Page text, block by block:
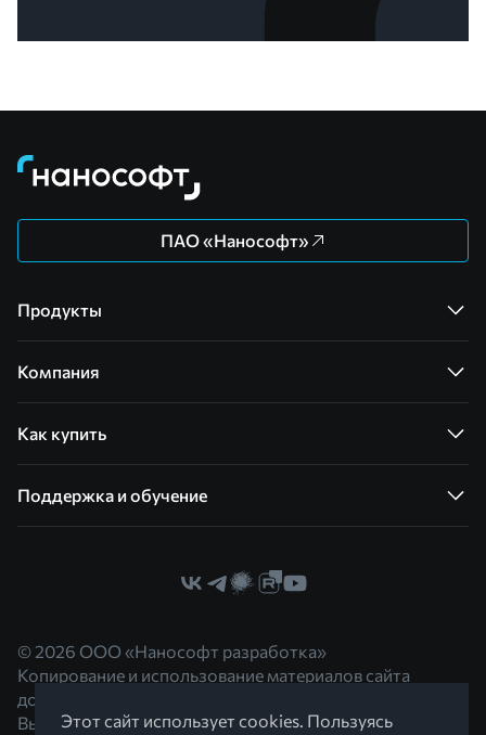
ПАО «Нанософт»
Продукты
Компания
Как купить
Поддержка и обучение
© 2026 ООО «Нанософт разработка»
Копирование и использование материалов сайта
допускается с согласия правообладателя.
Вы можете обратиться к нам по адресу
Этот сайт использует cookies. Пользуясь